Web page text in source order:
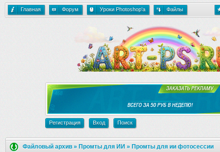
Главная Форум Уроки Photoshop'a Файлы
Регистрация Вход Поиск
Файловый архив » Промты для ИИ » Промты для ии фотосессии